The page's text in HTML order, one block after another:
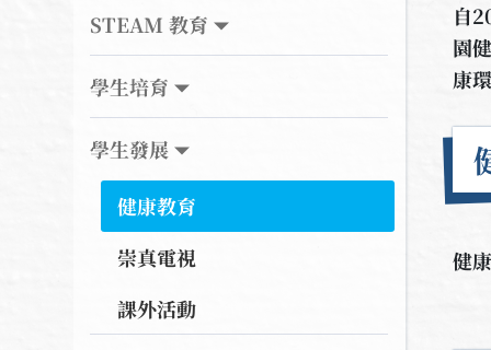
STEAM 教育
學生培育
學生發展
健康教育
崇真電視
課外活動
自
園
康
健